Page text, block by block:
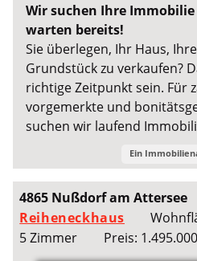
Wir suchen Ihre
warten bereits!
Sie überlegen, Ihr Haus,
Grundstück zu verkaufen?
richtige Zeitpunkt sein. Für
vorgemerkte und
suchen wir laufend
Ein
4865 Nußdorf am Attersee
Reiheneckhaus
5 Zimmer
Preis: